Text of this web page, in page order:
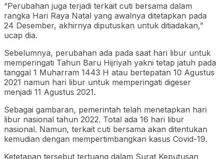
“Perubahan juga terjadi terkait cuti bersama dalam
rangka Hari Raya Natal yang awalnya ditetapkan pada
24 Desember, akhirnya diputuskan untuk ditiadakan,”
ucap dia.
Sebelumnya, perubahan ada pada saat hari libur untuk
memperingati Tahun Baru Hijriyah yakni tetap jatuh pada
tanggal 1 Muharram 1443 H atau bertepatan 10 Agustus
2021 namun hari libur untuk memperingati digeser
menjadi 11 Agustus 2021.
Sebagai gambaran, pemerintah telah menetapkan hari
libur nasional tahun 2022. Total ada 16 hari libur
nasional. Namun, terkait cuti bersama akan ditentukan
kemudian dengan mempertimbangkan kasus Covid-19.
Ketetapan tersebut tertuang dalam Surat Keputusan